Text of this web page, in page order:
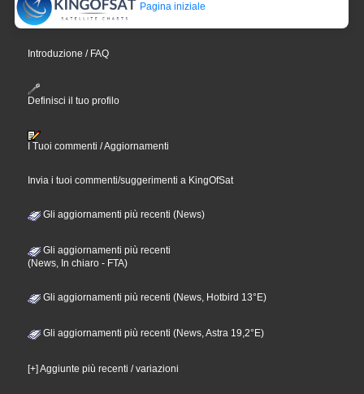
Pagina iniziale
Introduzione / FAQ
Definisci il tuo profilo
I Tuoi commenti / Aggiornamenti
Invia i tuoi commenti/suggerimenti a KingOfSat
Gli aggiornamenti più recenti (News)
Gli aggiornamenti più recenti
(News, In chiaro - FTA)
Gli aggiornamenti più recenti (News, Hotbird 13°E)
Gli aggiornamenti più recenti (News, Astra 19,2°E)
[+] Aggiunte più recenti / variazioni